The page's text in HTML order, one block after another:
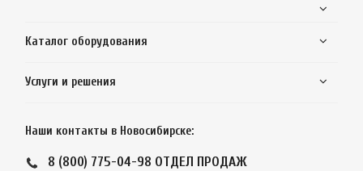
Каталог оборудования
Услуги и решения
Наши контакты в Новосибирске:
8 (800) 775-04-98 ОТДЕЛ ПРОДАЖ